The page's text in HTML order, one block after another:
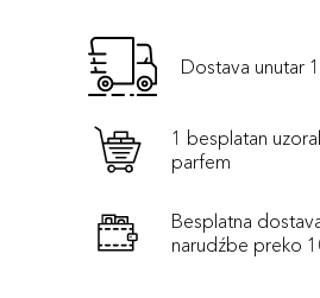
Dostava unutar
1 besplatan
parfem
Besplatna
narudźbe preko